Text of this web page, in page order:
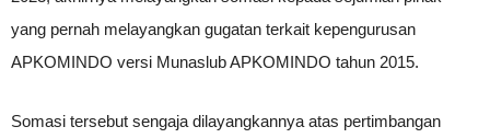
yang pernah melayangkan gugatan terkait kepengurusan
APKOMINDO versi Munaslub APKOMINDO tahun 2015.
Somasi tersebut sengaja dilayangkannya atas pertimbangan